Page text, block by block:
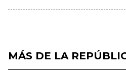
MÁS DE LA